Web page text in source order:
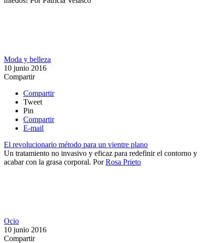
Moda y belleza
10 junio 2016
Compartir
Compartir
Tweet
Pin
Compartir
E-mail
El revolucionario método para un vientre plano
Un tratamiento no invasivo y eficaz para redefinir el contorno y
acabar con la grasa corporal​. PorRosa Prieto
Ocio
10 junio 2016
Compartir